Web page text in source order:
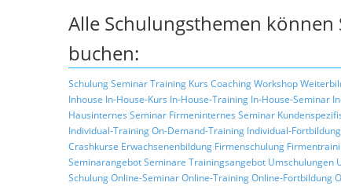
Alle Schulungsthemen
buchen:
SchulungSeminarTraining Kurs CoachingWorkshop
Inhouse In-House-Kurs In-House-Training In-House-Seminar
Hausinternes Seminar Firmeninternes Seminar
Individual-TrainingOn-Demand-Training Individual-Fortbildung
Crashkurse Erwachsenenbildung Firmenschulung
SeminarangebotSeminare Trainingsangebot Umschulungen
SchulungOnline-SeminarOnline-TrainingOnline-Fortbildung